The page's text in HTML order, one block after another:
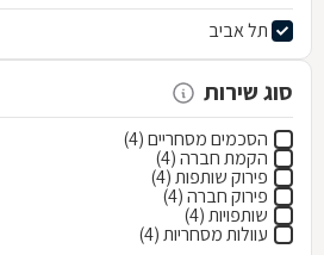
תל אביב
סוג שירות
הסכמים מסחריים (4)
הקמת חברה (4)
פירוק שותפות (4)
פירוק חברה (4)
שותפויות (4)
עוולות מסחריות (4)